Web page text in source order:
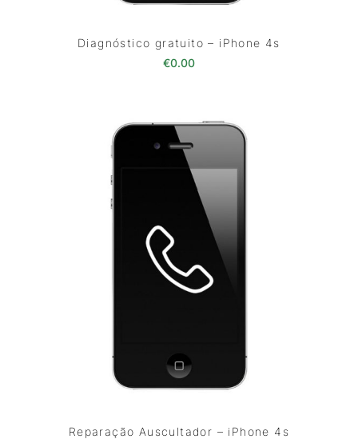
Diagnóstico gratuito – iPhone 4s
€0.00
Reparação Auscultador – iPhone 4s